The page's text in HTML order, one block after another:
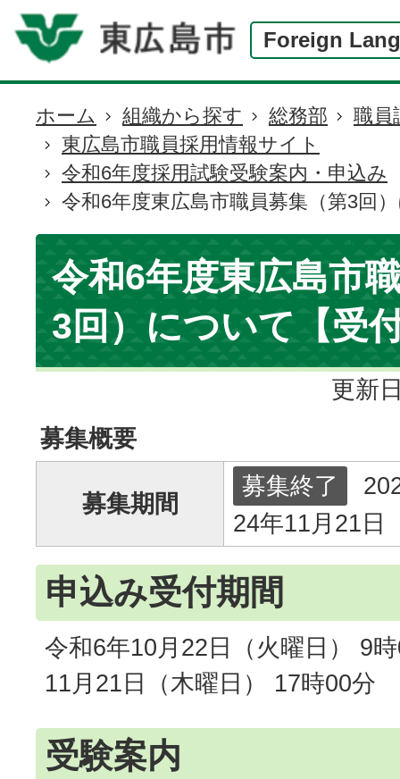
Foreign
現
在
の
位
置
ホーム 組織から探す 総務部
職員
東広島市職員採用情報サイト
令和6年度採用試験受験案内・申込み
令和6年度東広島市職員募集（第3回
令和6年度東広島市
3回）について【受
更新
募集概要
募集期間
募集終了
24年11月21日
申込み受付期間
令和6年10月22日（火曜日） 9
11月21日（木曜日） 17時00分
受験案内